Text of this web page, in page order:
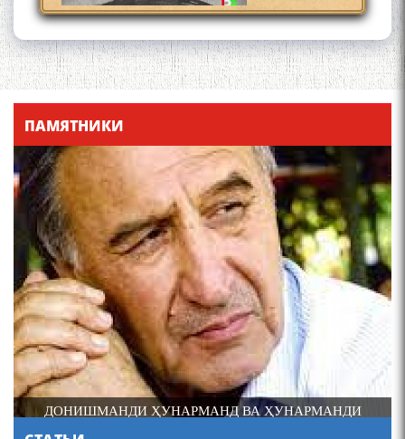
Қадамҷо - Лоҳутӣ
4-уми декабр- зодрӯзи
шоири абадзинда Абулқосим
Лоҳутӣ
ПАМЯТНИКИ
ДОНИШМАНДИ ҲУНАРМАНД ВА ҲУНАРМАНДИ